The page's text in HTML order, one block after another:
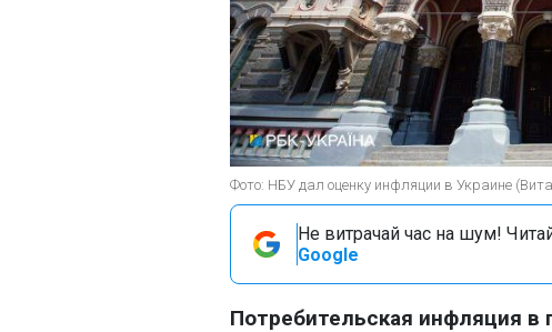
Фото: НБУ дал оценку инфляции в Украине
Не витрачай час на шум! Читай
Google
Потребительская инфляция в